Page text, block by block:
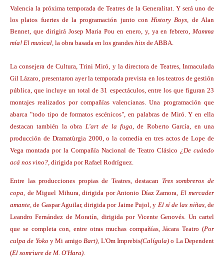
Valencia la próxima temporada de Teatres de la Generalitat. Y será uno de
los platos fuertes de la programación junto conHistory Boys, de Alan
Bennet, que dirigirá Josep Maria Pou en enero, y, ya en febrero, Mamma
mía! El musical, la obra basada en los grandes hits de ABBA.
La consejera de Cultura, Trini Miró, y la directora de Teatres, Inmaculada
Gil Lázaro, presentaron ayer la temporada prevista en los teatros de gestión
pública, que incluye un total de 31 espectáculos, entre los que figuran 23
montajes realizados por compañías valencianas. Una programación que
abarca "todo tipo de formatos escénicos", en palabras de Miró. Y en ella
destacan también la obra L'art de la fuga,de Roberto García, en una
producción de Dramatùrgia 2000, o la comedia en tres actos de Lope de
Vega montada por la Compañía Nacional de Teatro Clásico ¿De cuándo
acá nos vino?, dirigida por Rafael Rodríguez.
Entre las producciones propias de Teatres, destacan Tres sombreros de
copa, de Miguel Mihura, dirigida por Antonio Díaz Zamora, El mercader
amante, de Gaspar Aguilar, dirigida por Jaime Pujol, y El sí de las niñas,de
Leandro Fernández de Moratín, dirigida por Vicente Genovés. Un cartel
que se completa con, entre otras muchas compañías, Jácara Teatro (Por
culpa de Yokoy Mi amigoBart), L'Om Imprebis(Calígula)o La Dependent
(El somriure de M. O'Hara).